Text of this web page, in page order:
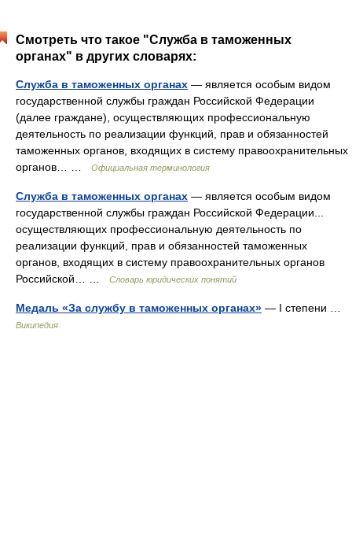
Смотреть что такое "Служба в таможенных
органах" в других словарях:
Служба в таможенных органах — является особым видом
государственной службы граждан Российской Федерации
(далее граждане), осуществляющих профессиональную
деятельность по реализации функций, прав и обязанностей
таможенных органов, входящих в систему правоохранительных
органов… …
Официальная терминология
Служба в таможенных органах — является особым видом
государственной службы граждан Российской Федерации...
осуществляющих профессиональную деятельность по
реализации функций, прав и обязанностей таможенных
органов, входящих в систему правоохранительных органов
Российской… …
Словарь юридических понятий
Медаль «За службу в таможенных органах» — I степени …
Википедия